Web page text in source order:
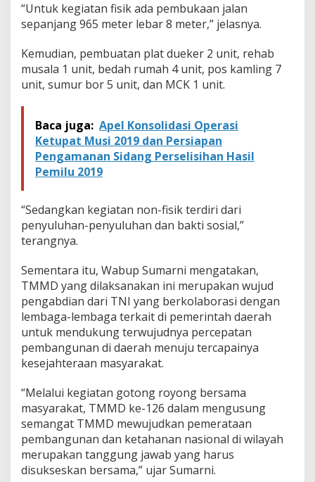
a
n
a
s
i
o
l
“Untuk kegiatan fisik ada pembukaan jalan
sepanjang 965 meter lebar 8 meter,” jelasnya.
Kemudian, pembuatan plat dueker 2 unit, rehab
musala 1 unit, bedah rumah 4 unit, pos kamling 7
unit, sumur bor 5 unit, dan MCK 1 unit.
Baca juga: Apel Konsolidasi Operasi
Ketupat Musi 2019 dan Persiapan
Pengamanan Sidang Perselisihan Hasil
Pemilu 2019
“Sedangkan kegiatan non-fisik terdiri dari
penyuluhan-penyuluhan dan bakti sosial,”
terangnya.
Sementara itu, Wabup Sumarni mengatakan,
TMMD yang dilaksanakan ini merupakan wujud
pengabdian dari TNI yang berkolaborasi dengan
lembaga-lembaga terkait di pemerintah daerah
untuk mendukung terwujudnya percepatan
pembangunan di daerah menuju tercapainya
kesejahteraan masyarakat.
“Melalui kegiatan gotong royong bersama
masyarakat, TMMD ke-126 dalam mengusung
semangat TMMD mewujudkan pemerataan
pembangunan dan ketahanan nasional di wilayah
merupakan tanggung jawab yang harus
disukseskan bersama,” ujar Sumarni.